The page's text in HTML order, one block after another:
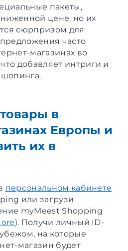
пакеты,
цене, но их
сюрпризом для
часто
магазинах во
добавляет интриги и
шопинга.
в
Европы и
их в
персональном кабинете
или загрузи
myMeest Shopping
). Получи личный ID-
на которые
магазин будет